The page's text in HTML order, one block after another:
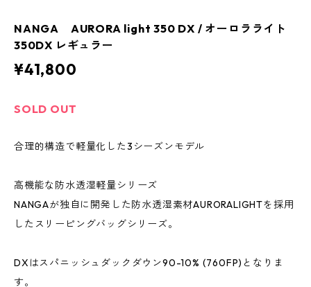
NANGA AURORA light 350 DX / オーロラライト
350DX レギュラー
¥41,800
SOLD OUT
合理的構造で軽量化した3シーズンモデル
高機能な防水透湿軽量シリーズ
NANGAが独自に開発した防水透湿素材AURORALIGHTを採用
したスリーピングバッグシリーズ。
DXはスパニッシュダックダウン90-10% (760FP)となりま
す。